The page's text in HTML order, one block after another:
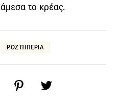
το κρέας.
ΡΟΖ ΠΙΠΕΡΙΑ